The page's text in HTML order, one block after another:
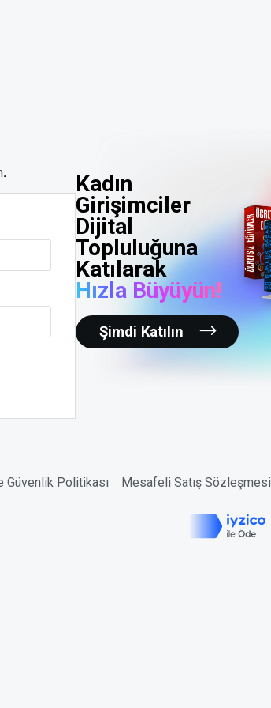
Kadın
Girişimciler
Dijital
Topluluğuna
Katılarak
Hızla Büyüyün!
Şimdi Katılın
Güvenlik Politikası Mesafeli Satış Sözleşmesi